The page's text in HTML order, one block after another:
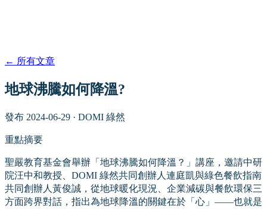
← 所有文章
地球沸騰如何降溫?
發布 2024-06-29 · DOMI 綠然
重點摘要
聖嚴教育基金會舉辦「地球沸騰如何降溫？」講座，邀請中研
院汪中和教授、DOMI 綠然共同創辦人連庭凱與綠色餐飲指南
共同創辦人黃俊誠，從地球暖化現況、企業減碳與餐飲環保三
方面跨界對話，指出為地球降溫的關鍵在於「心」——也就是